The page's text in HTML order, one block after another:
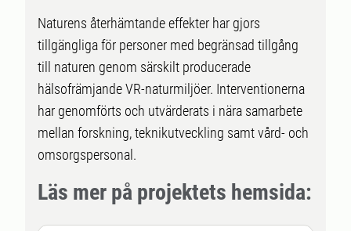
Naturens återhämtande effekter har gjors
tillgängliga för personer med begränsad tillgång
till naturen genom särskilt producerade
hälsofrämjande VR-naturmiljöer. Interventionerna
har genomförts och utvärderats i nära samarbete
mellan forskning, teknikutveckling samt vård- och
omsorgspersonal.
Läs mer på projektets hemsida: